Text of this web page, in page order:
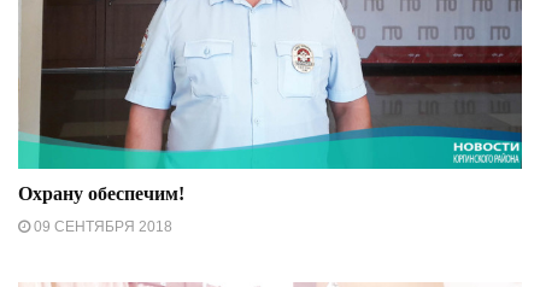
Охрану обеспечим!
09 СЕНТЯБРЯ 2018